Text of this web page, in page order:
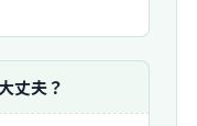
丈夫？